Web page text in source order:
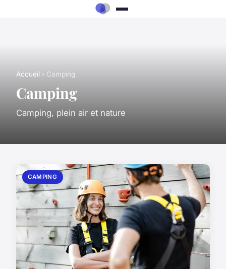
Accueil › Camping
Camping
Camping, plein air et nature
CAMPING